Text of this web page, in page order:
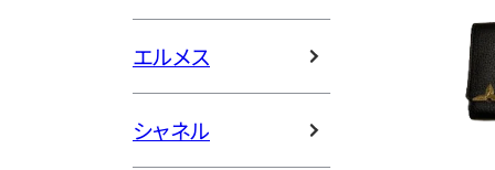
エルメス
シャネル